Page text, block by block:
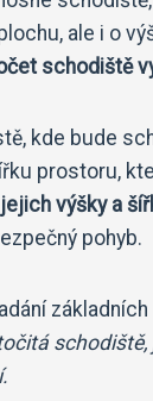
ale i o
schodiště
kde bude
prostoru,
výšky a
pohyb.